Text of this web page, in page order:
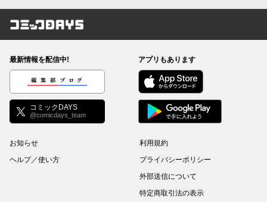
コミックDAYS
最新情報を配信中!
編集部ブログ
コミックDAYS
@comicdays_team
アプリもあります
お知らせ
ヘルプ／使い方
利用規約
プライバシーポリシー
外部送信について
特定商取引法の表示